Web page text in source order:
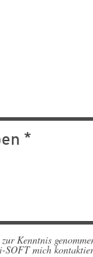
Kenntnis
SOFT mich